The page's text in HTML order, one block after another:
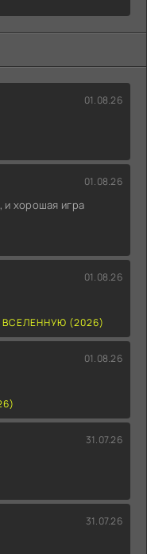
01.08.26
01.08.26
хорошая игра
01.08.26
(2026)
01.08.26
31.07.26
31.07.26